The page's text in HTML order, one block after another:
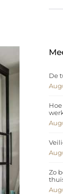
De
Zo